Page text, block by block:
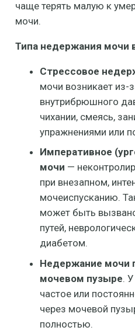
чаще терять малую к
мочи.
Типа недержания мочи
Стрессовое
мочи возникает из-
внутрибрюшного
чихании, смеясь,
упражнениями или
Императивное
мочи —
при внезапном,
мочеиспусканию.
может быть
путей,
диабетом.
Недержание мочи
мочевом пузыре.
частое или
через мочевой
полностью.